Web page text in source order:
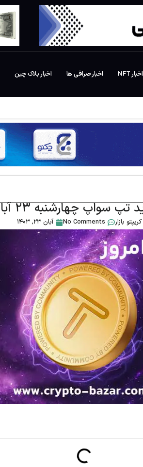
اخبار NFT اخبار صرافی ها اخبار بلاک چین
سواپ چهارشنبه ۲۳ آبان
کریپتو بازار No Comments آبان ۲۳, ۱۴۰۳